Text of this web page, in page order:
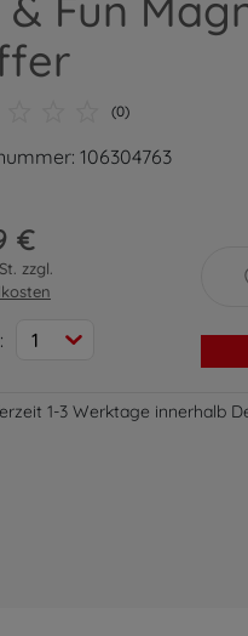
(0)
106304763
€
zzgl.
1
1-3 Werktage innerhalb